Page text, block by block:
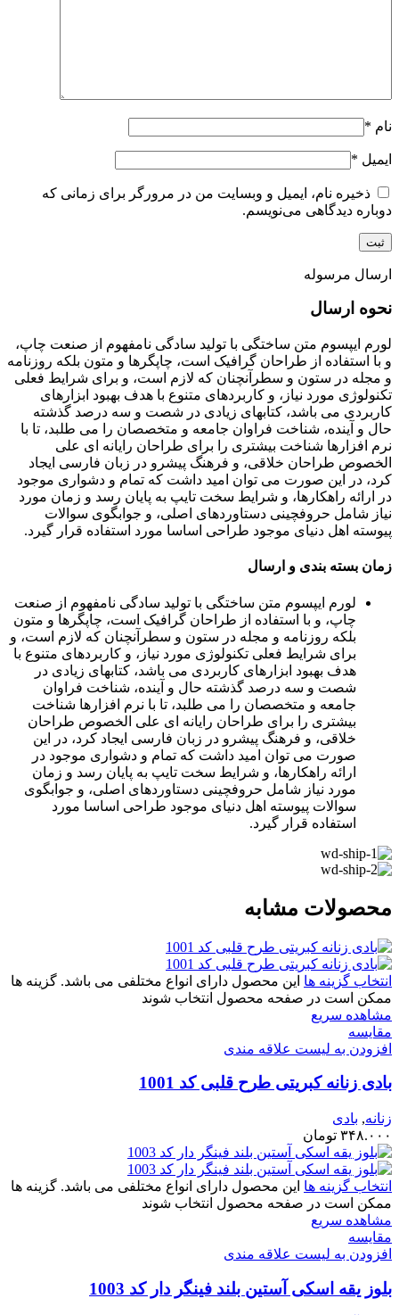
نام *
ایمیل *
ذخیره نام، ایمیل و وبسایت من در مرورگر برای زمانی که
دوباره دیدگاهی می‌نویسم.
ارسال مرسوله
نحوه ارسال
لورم ایپسوم متن ساختگی با تولید سادگی نامفهوم از صنعت چاپ،
و با استفاده از طراحان گرافیک است، چاپگرها و متون بلکه روزنامه
و مجله در ستون و سطرآنچنان که لازم است، و برای شرایط فعلی
تکنولوژی مورد نیاز، و کاربردهای متنوع با هدف بهبود ابزارهای
کاربردی می باشد، کتابهای زیادی در شصت و سه درصد گذشته
حال و آینده، شناخت فراوان جامعه و متخصصان را می طلبد، تا با
نرم افزارها شناخت بیشتری را برای طراحان رایانه ای علی
الخصوص طراحان خلاقی، و فرهنگ پیشرو در زبان فارسی ایجاد
کرد، در این صورت می توان امید داشت که تمام و دشواری موجود
در ارائه راهکارها، و شرایط سخت تایپ به پایان رسد و زمان مورد
نیاز شامل حروفچینی دستاوردهای اصلی، و جوابگوی سوالات
پیوسته اهل دنیای موجود طراحی اساسا مورد استفاده قرار گیرد.
زمان بسته بندی و ارسال
لورم ایپسوم متن ساختگی با تولید سادگی نامفهوم از صنعت
چاپ، و با استفاده از طراحان گرافیک است، چاپگرها و متون
بلکه روزنامه و مجله در ستون و سطرآنچنان که لازم است، و
برای شرایط فعلی تکنولوژی مورد نیاز، و کاربردهای متنوع با
هدف بهبود ابزارهای کاربردی می باشد، کتابهای زیادی در
شصت و سه درصد گذشته حال و آینده، شناخت فراوان
جامعه و متخصصان را می طلبد، تا با نرم افزارها شناخت
بیشتری را برای طراحان رایانه ای علی الخصوص طراحان
خلاقی، و فرهنگ پیشرو در زبان فارسی ایجاد کرد، در این
صورت می توان امید داشت که تمام و دشواری موجود در
ارائه راهکارها، و شرایط سخت تایپ به پایان رسد و زمان
مورد نیاز شامل حروفچینی دستاوردهای اصلی، و جوابگوی
سوالات پیوسته اهل دنیای موجود طراحی اساسا مورد
استفاده قرار گیرد.
محصولات مشابه
انتخاب گزینه ها این محصول دارای انواع مختلفی می باشد. گزینه ها
ممکن است در صفحه محصول انتخاب شوند
مشاهده سریع
مقایسه
افزودن به لیست علاقه مندی
بادی زنانه کبریتی طرح قلبی کد 1001
زنانه, بادی
۳۴۸.۰۰۰ تومان
انتخاب گزینه ها این محصول دارای انواع مختلفی می باشد. گزینه ها
ممکن است در صفحه محصول انتخاب شوند
مشاهده سریع
مقایسه
افزودن به لیست علاقه مندی
بلوز یقه اسکی آستین بلند فینگر دار کد 1003